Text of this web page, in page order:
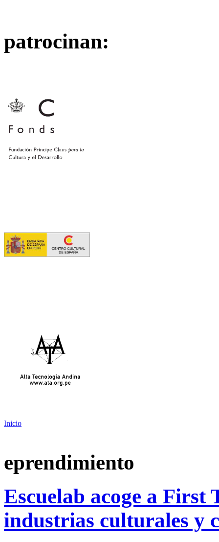
patrocinan:
Inicio
eprendimiento
Escuelab acoge a First
industrias culturales y